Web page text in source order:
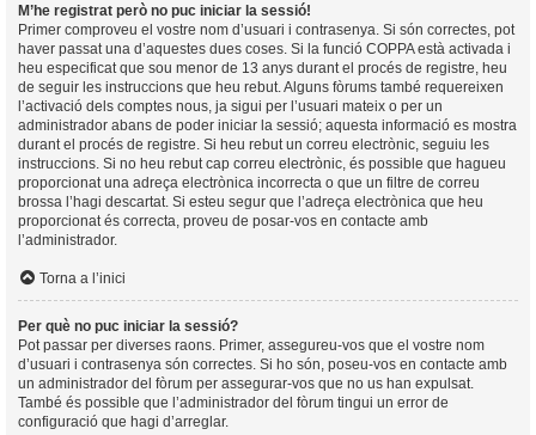
M’he registrat però no puc iniciar la sessió!
Primer comproveu el vostre nom d’usuari i contrasenya. Si són correctes, pot
haver passat una d’aquestes dues coses. Si la funció COPPA està activada i
heu especificat que sou menor de 13 anys durant el procés de registre, heu
de seguir les instruccions que heu rebut. Alguns fòrums també requereixen
l’activació dels comptes nous, ja sigui per l’usuari mateix o per un
administrador abans de poder iniciar la sessió; aquesta informació es mostra
durant el procés de registre. Si heu rebut un correu electrònic, seguiu les
instruccions. Si no heu rebut cap correu electrònic, és possible que hagueu
proporcionat una adreça electrònica incorrecta o que un filtre de correu
brossa l’hagi descartat. Si esteu segur que l’adreça electrònica que heu
proporcionat és correcta, proveu de posar-vos en contacte amb
l’administrador.
Torna a l’inici
Per què no puc iniciar la sessió?
Pot passar per diverses raons. Primer, assegureu-vos que el vostre nom
d’usuari i contrasenya són correctes. Si ho són, poseu-vos en contacte amb
un administrador del fòrum per assegurar-vos que no us han expulsat.
També és possible que l’administrador del fòrum tingui un error de
configuració que hagi d’arreglar.